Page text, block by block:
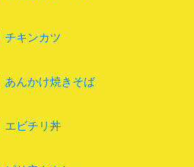
チキンカツ
あんかけ焼きそば
エビチリ丼